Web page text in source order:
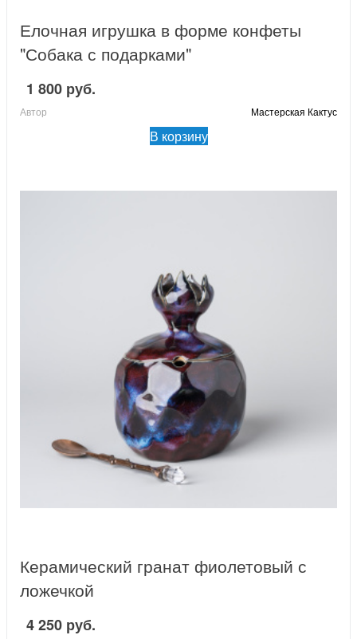
Елочная игрушка в форме конфеты
"Собака с подарками"
1 800 руб.
Автор Мастерская Кактус
В корзину
Керамический гранат фиолетовый с
ложечкой
4 250 руб.